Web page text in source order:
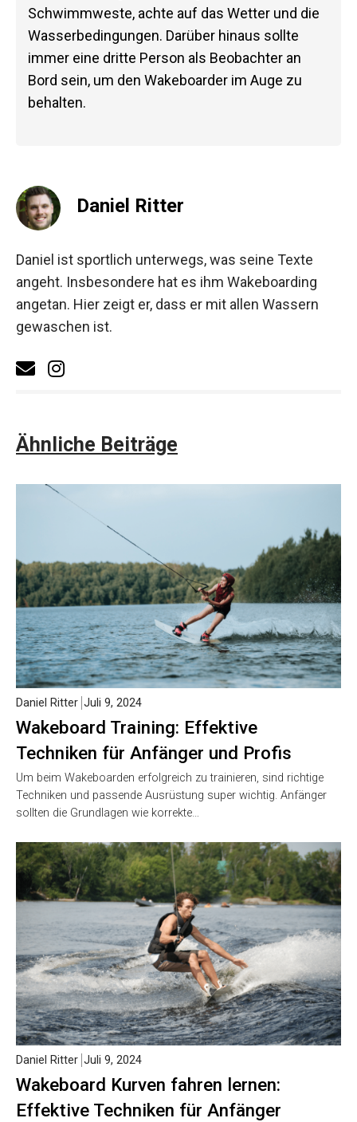
Schwimmweste, achte auf das Wetter und die
Wasserbedingungen. Darüber hinaus sollte
immer eine dritte Person als Beobachter an
Bord sein, um den Wakeboarder im Auge zu
behalten.
Daniel Ritter
Daniel ist sportlich unterwegs, was seine Texte
angeht. Insbesondere hat es ihm Wakeboarding
angetan. Hier zeigt er, dass er mit allen Wassern
gewaschen ist.
Ähnliche Beiträge
Wakeboard Training: Effektive
Techniken für Anfänger und Profis
Daniel Ritter Juli 9, 2024
Um beim Wakeboarden erfolgreich zu trainieren, sind richtige
Techniken und passende Ausrüstung super wichtig. Anfänger
sollten die Grundlagen wie korrekte…
Wakeboard Kurven fahren lernen:
Effektive Techniken für Anfänger
Daniel Ritter Juli 9, 2024